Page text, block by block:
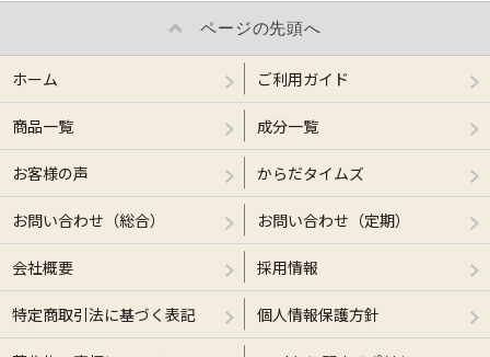
ページの先頭へ
ホーム ご利用ガイド
商品一覧 成分一覧
お客様の声 からだタイムズ
お問い合わせ（総合） お問い合わせ（定期）
会社概要 採用情報
特定商取引法に基づく表記 個人情報保護方針